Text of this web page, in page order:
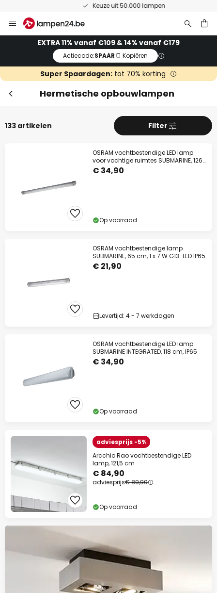
Keuze uit 50.000 lampen
naar
EXTRA 11% vanaf €109 & 14% vanaf €179
Actiecode:SPAAR Kopiëren
Super Spaardagen: tot 70% korting
Hermetische opbouwlampen
133 artikelen Filter
OSRAM vochtbestendige LED lamp
voor vochtige ruimtes SUBMARINE, 126
cm grijs
€ 34,90
Op voorraad
OSRAM vochtbestendige lamp
SUBMARINE, 65 cm, 1 x 7 W G13-LED IP65
€ 21,90
Levertijd: 4 - 7 werkdagen
OSRAM vochtbestendige LED lamp
SUBMARINE INTEGRATED, 118 cm, IP65
€ 34,90
Op voorraad
adviesprijs -5%
Arcchio Rao vochtbestendige LED
lamp, 121,5 cm
€ 84,90
adviesprijs€ 89,90
Op voorraad
Extra korting
11% kortingvanaf €109
op bijna alles*
Nu besparen